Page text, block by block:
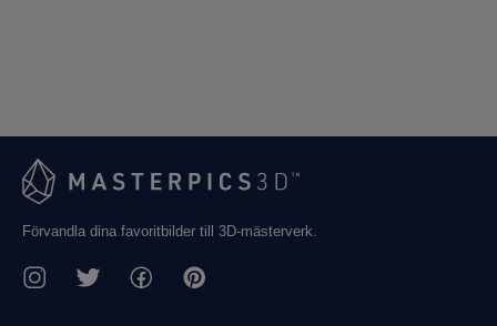
Förvandla dina favoritbilder till 3D-mästerverk.